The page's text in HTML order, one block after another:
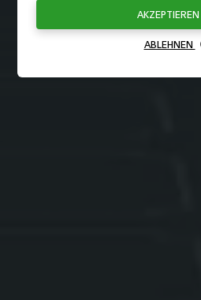
ABLEHNEN
AKZEPTIEREN